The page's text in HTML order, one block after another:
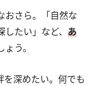
おさら。「自然な
たい」など、 あ
ょう。
を深めたい。何でも